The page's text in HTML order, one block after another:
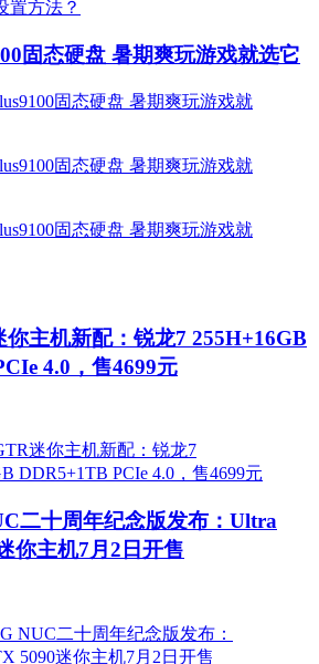
固态硬盘 暑期爽玩游戏就选它
主机新配：锐龙7 255H+16GB
4.0，售4699元
二十周年纪念版发布：Ultra
你主机7月2日开售